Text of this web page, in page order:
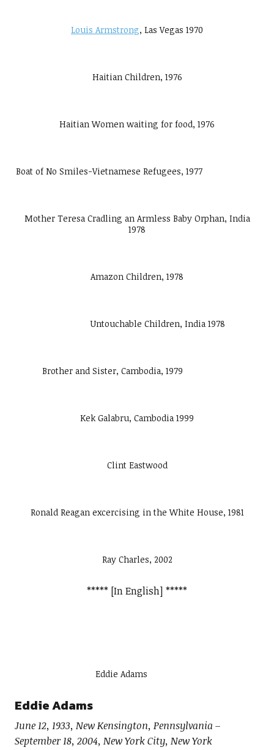
Louis Armstrong, Las Vegas 1970
Haitian Children, 1976
Haitian Women waiting for food, 1976
Boat of No Smiles-Vietnamese Refugees, 1977
Mother Teresa Cradling an Armless Baby Orphan, India
1978
Amazon Children, 1978
Untouchable Children, India 1978
Brother and Sister, Cambodia, 1979
Kek Galabru, Cambodia 1999
Clint Eastwood
Ronald Reagan excercising in the White House, 1981
Ray Charles, 2002
***** [In English] *****
Eddie Adams
Eddie Adams
June 12, 1933, New Kensington, Pennsylvania –
September 18, 2004, New York City, New York